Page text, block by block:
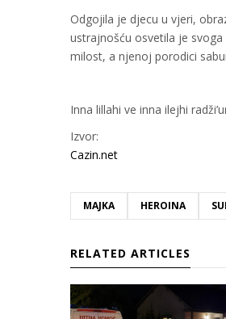
Odgojila je djecu u vjeri,
ustrajnošću osvetila je
milost, a njenoj porodici
Inna lillahi ve inna ilejhi
Izvor:
Cazin.net
MAJKA HEROINA
RELATED ARTICLES